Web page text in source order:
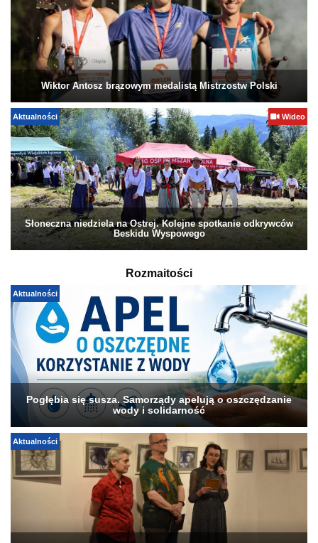
Wiktor Antosz brązowym medalistą Mistrzostw Polski
Aktualności Wideo
Słoneczna niedziela na Ostrej. Kolejne spotkanie odkrywców
Beskidu Wyspowego
Rozmaitości
Aktualności
Pogłębia się susza. Samorządy apelują o oszczędzanie
wody i solidarność
Aktualności